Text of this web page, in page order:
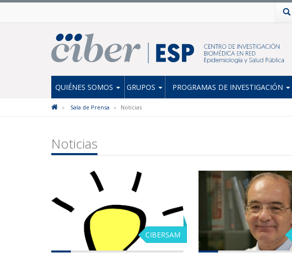
QUIÉNES SOMOS GRUPOS PROGRAMAS DE INVESTIGACIÓN
Sala de Prensa Noticias
Noticias
CIBERSAM